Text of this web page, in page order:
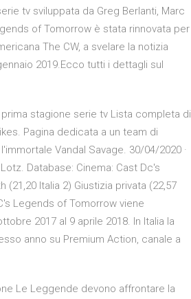
tv sviluppata da Greg Berlanti, Marc
of Tomorrow è stata rinnovata per
The CW, a svelare la notizia
2019.Ecco tutti i dettagli sul
stagione serie tv Lista completa di
Pagina dedicata a un team di
Vandal Savage. 30/04/2020 ·
Database: Cinema: Cast Dc's
Italia 2) Giustizia privata (22,57
Legends of Tomorrow viene
2017 al 9 aprile 2018. In Italia la
anno su Premium Action, canale a
Le Leggende devono affrontare la